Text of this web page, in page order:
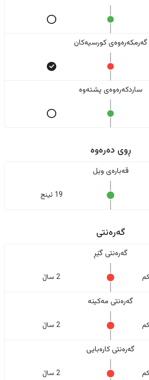
گەرمکەرەوەی کورسیەکان
ساردکەرەوەی پشتەوە
ڕوی دەرەوە
قەبارەی ویل
19 ئینج
گەرەنتی
گەرەنتی گێڕ
2 ساڵ
گەرەنتی مەکینە
2 ساڵ
گەرەنتی کارەبایی
2 ساڵ